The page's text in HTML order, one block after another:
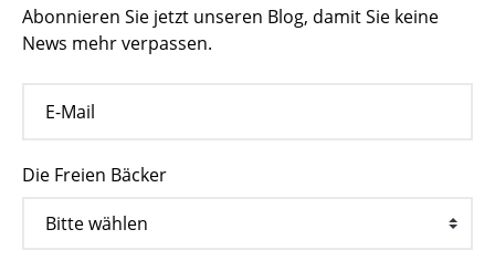
Abonnieren Sie jetzt unseren Blog, damit Sie keine
News mehr verpassen.
Die Freien Bäcker